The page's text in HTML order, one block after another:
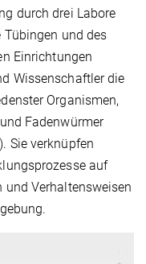
durch drei Labore
und des
Einrichtungen
Wissenschaftler die
Organismen,
Fadenwürmer
Sie verknüpfen
auf
und Verhaltensweisen